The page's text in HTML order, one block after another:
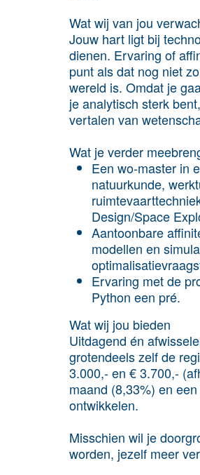
Wat wij van jou
Jouw hart ligt bij
dienen. Ervaring of
punt als dat nog niet
wereld is. Omdat je
je analytisch sterk
vertalen van
Wat je verder
Een wo-master in
natuurkunde,
Design/Space
Aantoonbare
modellen en
Ervaring met de
Python een pré.
Wat wij jou bieden
Uitdagend én
grotendeels zelf de
3.000,- en € 3.700,-
maand (8,33%) en
ontwikkelen.
Misschien wil je
worden, jezelf meer